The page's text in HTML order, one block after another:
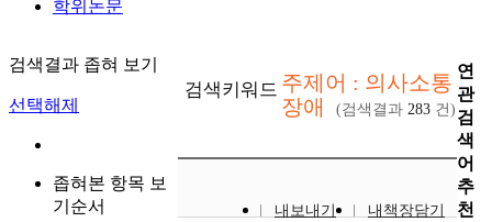
학위논문
검색결과 좁혀 보기
선택해제
좁혀본 항목 보
기순서
검색키워드 주제어 : 의사소통
장애
(검색결과 283 건)
내보내기
내책장담기
연
관
검
색
어
추
천